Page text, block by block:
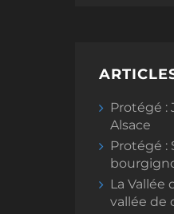
Protégé :
Alsace
Protégé :
La Vallée
vallée de